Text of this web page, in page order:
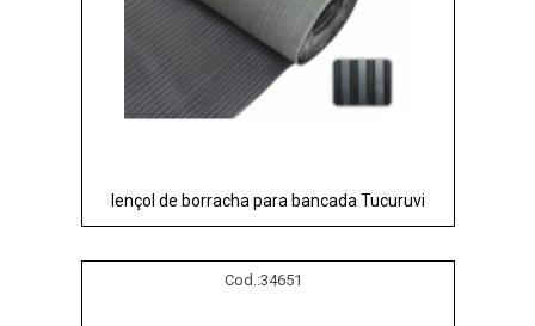
lençol de borracha para bancada Tucuruvi
Cod.:34651